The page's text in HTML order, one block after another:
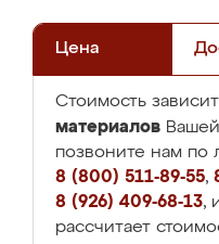
Цена
Стоимость
материалов
позвоните нам по
8 (800) 511-89-55,
8 (926) 409-68-13,
рассчитает